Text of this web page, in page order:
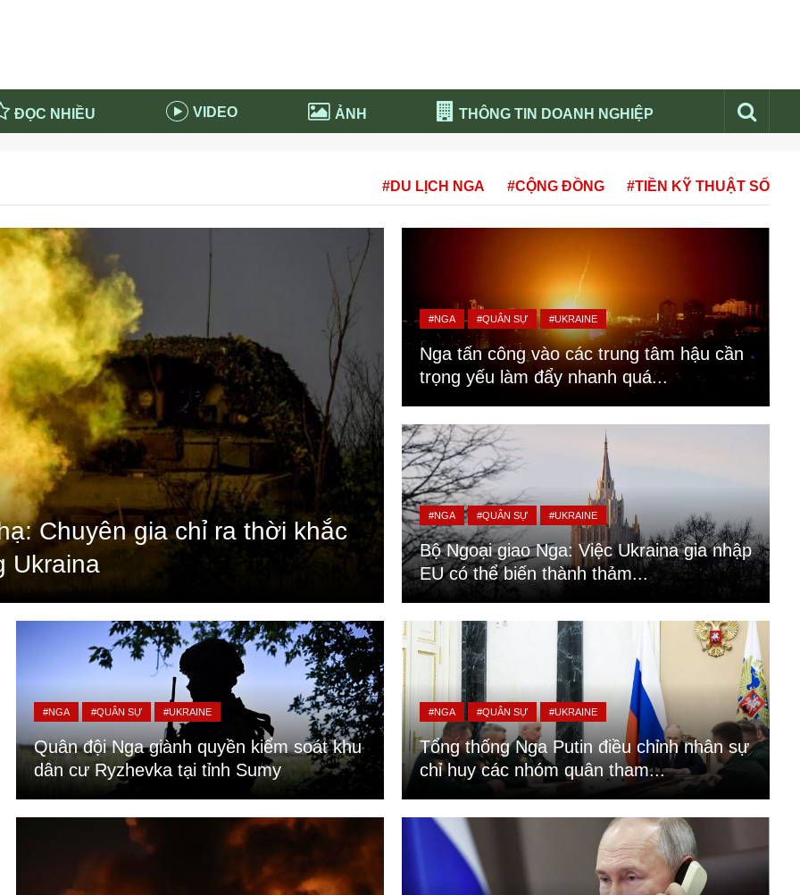
ĐỌC NHIỀU VIDEO ẢNH THÔNG TIN DOANH NGHIỆP
Nổi bật báo nga
nước Nga
- Việt Nam
#DU LỊCH NGA #CỘNG ĐỒNG #TIỀN KỸ THUẬT SỐ
Chuyên gia chỉ ra thời khắc
Ukraina
#NGA #QUÂN SỰ #UKRAINE
Nga tấn công vào các trung tâm hậu cần
trọng yếu làm đẩy nhanh quá...
#NGA #QUÂN SỰ #UKRAINE
Bộ Ngoại giao Nga: Việc Ukraina gia nhập
EU có thể biến thành thảm...
#NGA #QUÂN SỰ #UKRAINE
Quân đội Nga giành quyền kiểm soát khu
dân cư Ryzhevka tại tỉnh Sumy
#NGA #QUÂN SỰ #UKRAINE
Tổng thống Nga Putin điều chỉnh nhân sự
chỉ huy các nhóm quân tham...